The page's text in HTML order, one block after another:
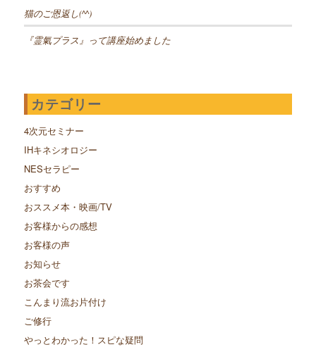
猫のご恩返し(^^)
『霊氣プラス』って講座始めました
カテゴリー
4次元セミナー
IHキネシオロジー
NESセラピー
おすすめ
おススメ本・映画/TV
お客様からの感想
お客様の声
お知らせ
お茶会です
こんまり流お片付け
ご修行
やっとわかった！スピな疑問